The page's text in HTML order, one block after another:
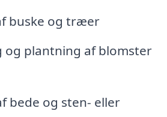
buske og træer
og plantning af blomster
bede og sten- eller